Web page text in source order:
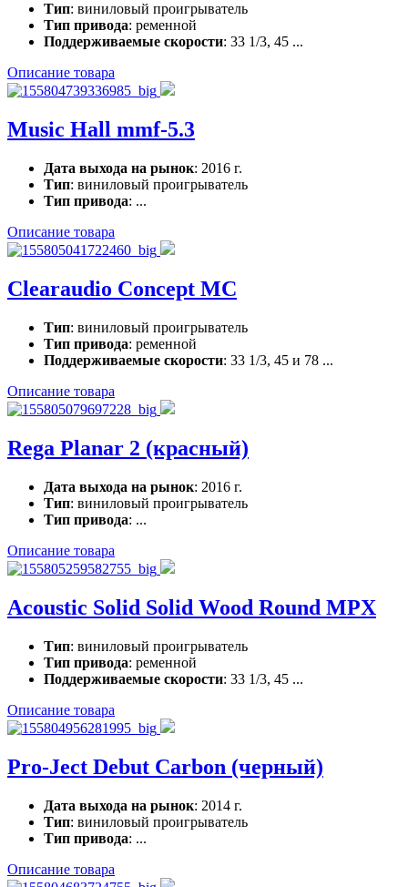
Тип: виниловый проигрыватель
Тип привода: ременной
Поддерживаемые скорости: 33 1/3, 45 ...
Описание товара
Music Hall mmf-5.3
Дата выхода на рынок: 2016 г.
Тип: виниловый проигрыватель
Тип привода: ...
Описание товара
Clearaudio Concept MC
Тип: виниловый проигрыватель
Тип привода: ременной
Поддерживаемые скорости: 33 1/3, 45 и 78 ...
Описание товара
Rega Planar 2 (красный)
Дата выхода на рынок: 2016 г.
Тип: виниловый проигрыватель
Тип привода: ...
Описание товара
Acoustic Solid Solid Wood Round MPX
Тип: виниловый проигрыватель
Тип привода: ременной
Поддерживаемые скорости: 33 1/3, 45 ...
Описание товара
Pro-Ject Debut Carbon (черный)
Дата выхода на рынок: 2014 г.
Тип: виниловый проигрыватель
Тип привода: ...
Описание товара